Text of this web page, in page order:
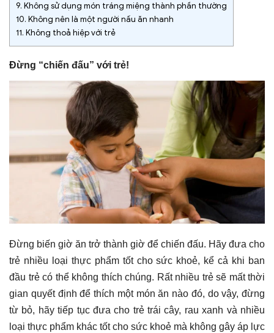
9. Không sử dụng món tráng miệng thành phần thường
10. Không nên là một người nấu ăn nhanh
11. Không thoả hiệp với trẻ
Đừng “chiến đấu” với trẻ!
Đừng biến giờ ăn trở thành giờ để chiến đấu. Hãy đưa cho
trẻ nhiều loại thực phẩm tốt cho sức khoẻ, kể cả khi ban
đầu trẻ có thể không thích chúng. Rất nhiều trẻ sẽ mất thời
gian quyết định để thích một món ăn nào đó, do vậy, đừng
từ bỏ, hãy tiếp tục đưa cho trẻ trái cây, rau xanh và nhiều
loại thực phẩm khác tốt cho sức khoẻ mà không gây áp lực